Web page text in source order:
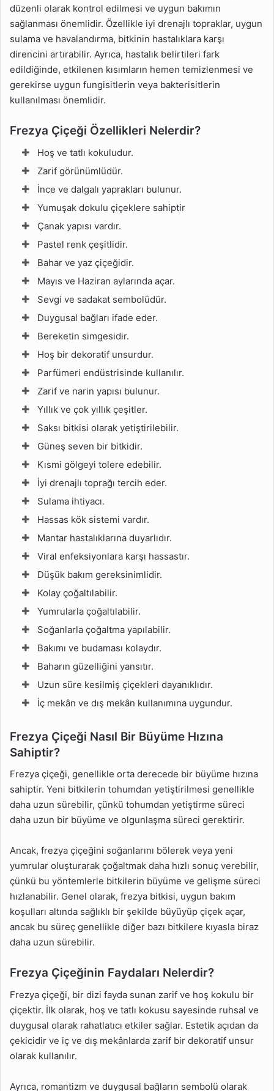
düzenli olarak kontrol edilmesi ve uygun bakımın
sağlanması önemlidir. Özellikle iyi drenajlı topraklar, uygun
sulama ve havalandırma, bitkinin hastalıklara karşı
direncini artırabilir. Ayrıca, hastalık belirtileri fark
edildiğinde, etkilenen kısımların hemen temizlenmesi ve
gerekirse uygun fungisitlerin veya bakterisitlerin
kullanılması önemlidir.
Frezya Çiçeği Özellikleri Nelerdir?
Hoş ve tatlı kokuludur.
Zarif görünümlüdür.
İnce ve dalgalı yaprakları bulunur.
Yumuşak dokulu çiçeklere sahiptir
Çanak yapısı vardır.
Pastel renk çeşitlidir.
Bahar ve yaz çiçeğidir.
Mayıs ve Haziran aylarında açar.
Sevgi ve sadakat sembolüdür.
Duygusal bağları ifade eder.
Bereketin simgesidir.
Hoş bir dekoratif unsurdur.
Parfümeri endüstrisinde kullanılır.
Zarif ve narin yapısı bulunur.
Yıllık ve çok yıllık çeşitler.
Saksı bitkisi olarak yetiştirilebilir.
Güneş seven bir bitkidir.
Kısmi gölgeyi tolere edebilir.
İyi drenajlı toprağı tercih eder.
Sulama ihtiyacı.
Hassas kök sistemi vardır.
Mantar hastalıklarına duyarlıdır.
Viral enfeksiyonlara karşı hassastır.
Düşük bakım gereksinimlidir.
Kolay çoğaltılabilir.
Yumrularla çoğaltılabilir.
Soğanlarla çoğaltma yapılabilir.
Bakımı ve budaması kolaydır.
Baharın güzelliğini yansıtır.
Uzun süre kesilmiş çiçekleri dayanıklıdır.
İç mekân ve dış mekân kullanımına uygundur.
Frezya Çiçeği Nasıl Bir Büyüme Hızına
Sahiptir?
Frezya çiçeği, genellikle orta derecede bir büyüme hızına
sahiptir. Yeni bitkilerin tohumdan yetiştirilmesi genellikle
daha uzun sürebilir, çünkü tohumdan yetiştirme süreci
daha uzun bir büyüme ve olgunlaşma süreci gerektirir.
Ancak, frezya çiçeğini soğanlarını bölerek veya yeni
yumrular oluşturarak çoğaltmak daha hızlı sonuç verebilir,
çünkü bu yöntemlerle bitkilerin büyüme ve gelişme süreci
hızlanabilir. Genel olarak, frezya bitkisi, uygun bakım
koşulları altında sağlıklı bir şekilde büyüyüp çiçek açar,
ancak bu süreç genellikle diğer bazı bitkilere kıyasla biraz
daha uzun sürebilir.
Frezya Çiçeğinin Faydaları Nelerdir?
Frezya çiçeği, bir dizi fayda sunan zarif ve hoş kokulu bir
çiçektir. İlk olarak, hoş ve tatlı kokusu sayesinde ruhsal ve
duygusal olarak rahatlatıcı etkiler sağlar. Estetik açıdan da
çekicidir ve iç ve dış mekânlarda zarif bir dekoratif unsur
olarak kullanılır.
Ayrıca, romantizm ve duygusal bağların sembolü olarak